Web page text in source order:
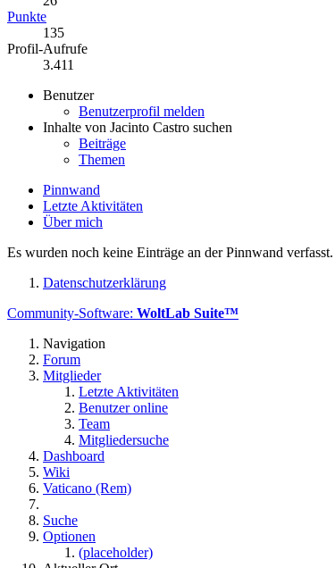
Punkte
135
Profil-Aufrufe
3.411
Benutzer
Benutzerprofil melden
Inhalte von Jacinto Castro suchen
Beiträge
Themen
Pinnwand
Letzte Aktivitäten
Über mich
Es wurden noch keine Einträge an der Pinnwand verfasst.
Datenschutzerklärung
Community-Software: WoltLab Suite™
Navigation
Forum
Mitglieder
Letzte Aktivitäten
Benutzer online
Team
Mitgliedersuche
Dashboard
Wiki
Vaticano (Rem)
Suche
Optionen
(placeholder)